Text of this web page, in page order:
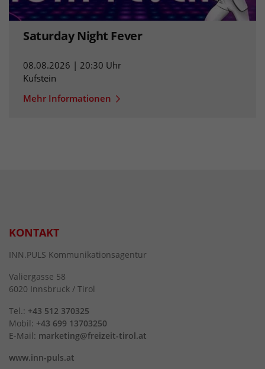
Saturday Night Fever
08.08.2026 | 20:30 Uhr
Kufstein
Mehr Informationen
KONTAKT
INN.PULS Kommunikationsagentur
Valiergasse 58
6020 Innsbruck / Tirol
Tel.: +43 512 370325
Mobil: +43 699 13703250
E-Mail: marketing@freizeit-tirol.at
www.inn-puls.at